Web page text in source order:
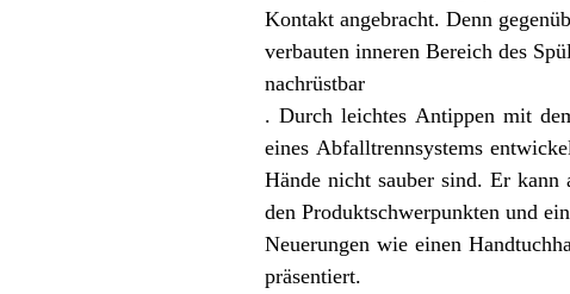
Kontakt angebracht. Denn
verbauten inneren Bereich des
nachrüstbar
. Durch leichtes Antippen mit
eines Abfalltrennsystems
Hände nicht sauber sind. Er kann
den Produktschwerpunkten und
Neuerungen wie einen
präsentiert.